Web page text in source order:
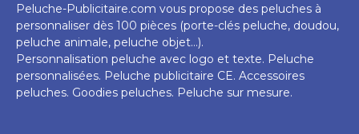
Peluche-Publicitaire.com vous propose des peluches à
personnaliser dès 100 pièces (porte-clés peluche, doudou,
peluche animale, peluche objet...).
Personnalisation peluche avec logo et texte. Peluche
personnalisées. Peluche publicitaire CE. Accessoires
peluches. Goodies peluches. Peluche sur mesure.